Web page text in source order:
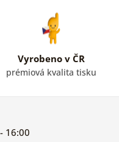
Vyrobeno v ČR
prémiová kvalita tisku
16:00